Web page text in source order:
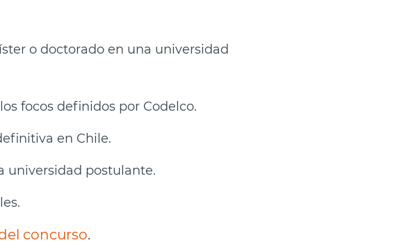
o doctorado en una universidad
focos definidos por Codelco.
en Chile.
universidad postulante.
concurso.